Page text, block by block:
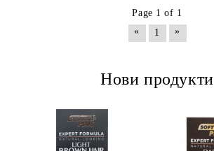
Page 1 of 1
«
1 »
Нови продукти